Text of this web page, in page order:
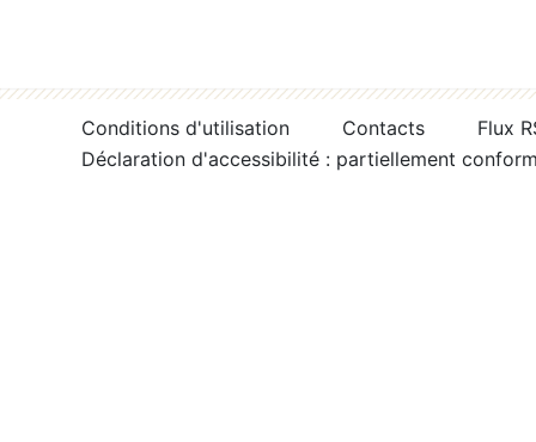
Conditions d'utilisation Contacts
Flux
Déclaration d'accessibilité : partiellement